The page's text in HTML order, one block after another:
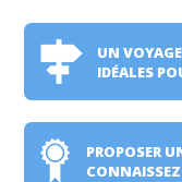
UN
IDÉALES
PROPOSER
CONNAISSEZ